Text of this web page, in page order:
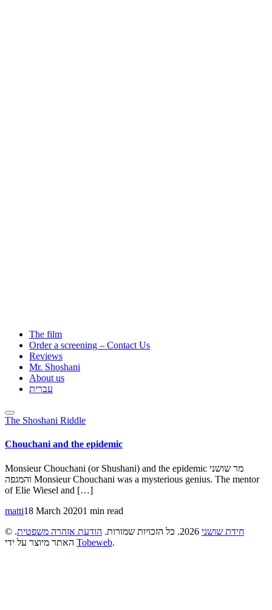
The film
Order a screening – Contact Us
Reviews
Mr. Shoshani
About us
עברית
The Shoshani Riddle
Chouchani and the epidemic
Monsieur Chouchani (or Shushani) and the epidemic מר שושני
והמגפה Monsieur Chouchani was a mysterious genius. The mentor
of Elie Wiesel and […]
matti18 March 20201 min read
©
חידת שושני הודעת אזהרה משפטית.
Tobeweb.